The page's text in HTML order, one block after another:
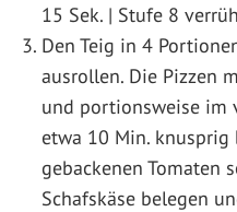
15 Sek. | Stufe 8
Den Teig in 4
ausrollen. Die Pizzen
und portionsweise im
etwa 10 Min. knusprig
gebackenen Tomaten
Schafskäse belegen